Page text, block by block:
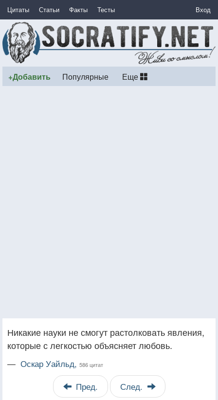
Цитаты Статьи Факты Тесты Вход
+Добавить Популярные Еще
Никакие науки не смогут растолковать явления,
которые с легкостью объясняет любовь.
— Оскар Уайльд, 586 цитат
Пред. След.